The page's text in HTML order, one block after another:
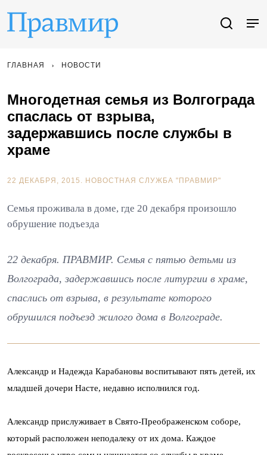
ГЛАВНАЯ НОВОСТИ
Многодетная семья из Волгограда
спаслась от взрыва,
задержавшись после службы в
храме
22 ДЕКАБРЯ, 2015. НОВОСТНАЯ СЛУЖБА "ПРАВМИР"
Семья проживала в доме, где 20 декабря произошло
обрушение подъезда
22 декабря. ПРАВМИР. Семья с пятью детьми из
Волгограда, задержавшись после литургии в храме,
спаслись от взрыва, в результате которого
обрушился подъезд жилого дома в Волгограде.
Александр и Надежда Карабановы воспитывают пять детей, их
младшей дочери Насте, недавно исполнился год.
Александр прислуживает в Свято-Преображенском соборе,
который расположен неподалеку от их дома. Каждое